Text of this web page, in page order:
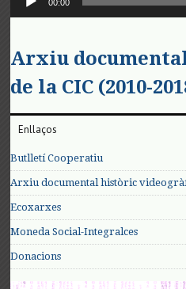
00:00
Arxiu
de la CIC (2010-
Enllaços
Butlletí Cooperatiu
Arxiu documental històric
Ecoxarxes
Moneda Social-Integralces
Donacions